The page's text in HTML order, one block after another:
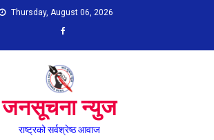
Thursday, August 06, 2026
जनसूचना न्युज
राष्ट्रको सर्वश्रेष्ठ आवाज